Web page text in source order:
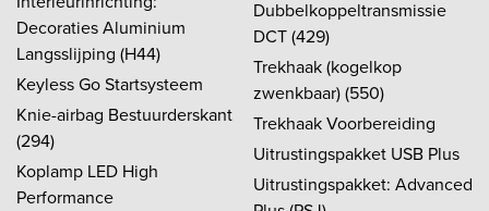
Decoraties Aluminium
Langsslijping (H44)
Keyless Go Startsysteem
Knie-airbag Bestuurderskant
(294)
Koplamp LED High
Performance
Dubbelkoppeltransmissie
DCT (429)
Trekhaak (kogelkop
zwenkbaar) (550)
Trekhaak Voorbereiding
Uitrustingspakket USB Plus
Uitrustingspakket: Advanced